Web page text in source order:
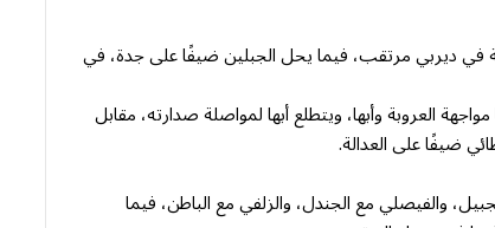
في ديربي مرتقب، فيما يحل الجبلين ضيفًا على جدة، في
العروبة وأبها، ويتطلع أبها لمواصلة صدارته، مقابل
ضيفًا على العدالة.
والفيصلي مع الجندل، والزلفي مع الباطن، فيما